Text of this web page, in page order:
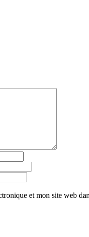
et mon site web